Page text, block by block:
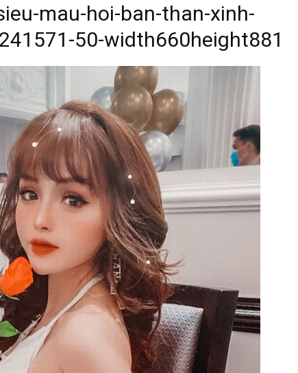
mau-hoi-ban-than-xinh-
50-width660height881